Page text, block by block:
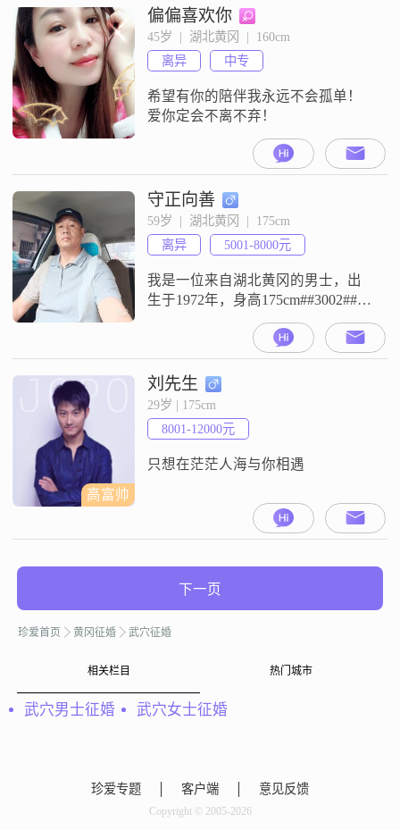
和关心他人，有很强的同理心。在
生活中，我注重健康管理和精致生
活，喜欢把自己的小日子过得有滋
有味。我对待感情认真且细腻敏
感，能够理解和尊重对方的想法和
感受
偏偏喜欢你
45岁  |  湖北黄冈  |  160cm
离异
中专
希望有你的陪伴我永远不会孤单！
爱你定会不离不弃！
守正向善
59岁  |  湖北黄冈  |  175cm
离异
5001-8000元
我是一位来自湖北黄冈的男士，出
生于1972年，身高175cm##3002##目
前我的月收入在5000到8000元之
间，工作稳定，生活自由##3002##
一切繁华，应有坚固基石，否则昙
花一现，海市蜃楼，黄梁一梦
##3002##多少荣华富贵终是白茫茫
一片大地好干净，多少帝国王朝灰
飞烟灭风雨中##3002##从来如此未
必是，
高富帅
刘先生
29岁 | 175cm
8001-12000元
只想在茫茫人海与你相遇
下一页
珍爱首页 黄冈征婚 武穴征婚
相关栏目 热门城市
武穴男士征婚 武穴女士征婚
珍爱专题 客户端 意见反馈
Copyright © 2005-2026